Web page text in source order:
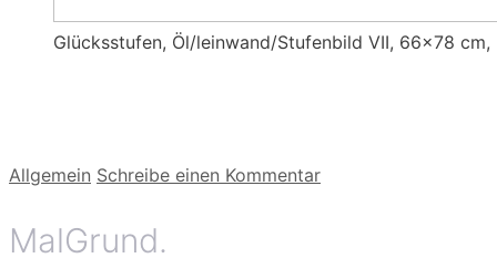
Glücksstufen, Öl/leinwand/Stufenbild VII, 66×78 cm,
Kategorien
Allgemein Schreibe einen Kommentar
MalGrund.